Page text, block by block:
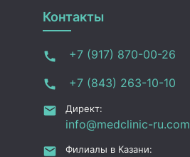
Контакты
+7 (917) 870-00-26
+7 (843) 263-10-10
Директ:
info@medclinic-ru.com
Филиалы в Казани: